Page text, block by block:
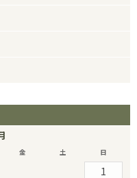
金 土 日
1